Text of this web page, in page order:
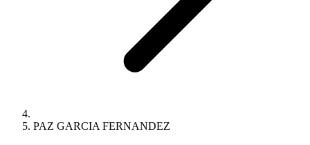
PAZ GARCIA FERNANDEZ